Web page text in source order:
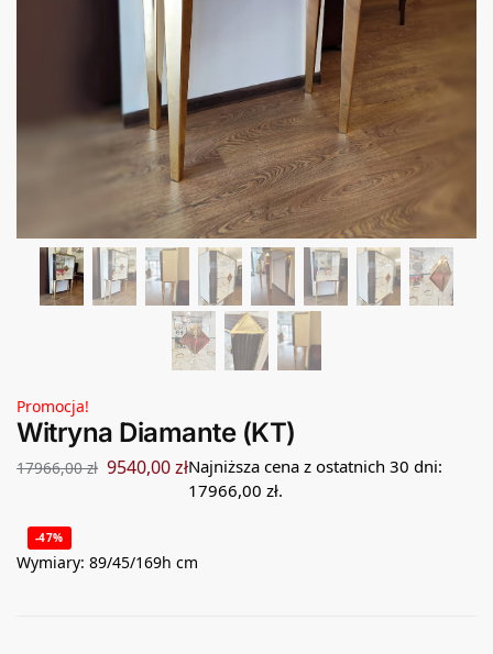
Promocja!
Witryna Diamante (KT)
17966,00zł 9540,00złNajniższa cena z ostatnich 30 dni:
17966,00 zł.
-47%
Wymiary: 89/45/169h cm